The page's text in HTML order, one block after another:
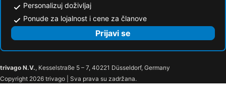
Personalizuj doživljaj
Ponude za lojalnost i cene za članove
Prijavi se
trivago N.V., Kesselstraße 5 – 7, 40221 Düsseldorf, Germany
Copyright 2026 trivago | Sva prava su zadržana.